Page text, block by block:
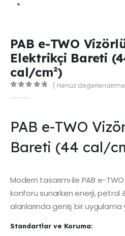
PAB e-TWO
Elektrikçi Bareti
cal/cm²)
( Henüz
PAB e-TWO
Bareti (44 cal/
Modern tasarımı ile PAB e-
konforu sunarken enerji, petrol
alanlarında geniş bir uygulama
Standartlar ve Koruma: